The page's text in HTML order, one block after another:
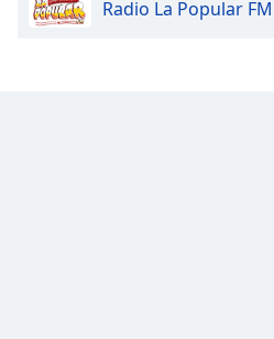
Radio La Popular FM